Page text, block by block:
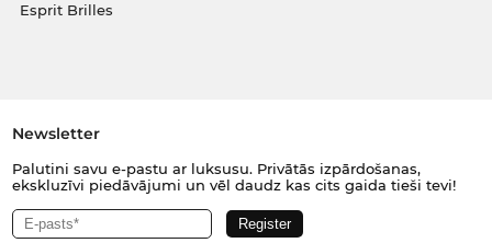
Esprit Brilles
Newsletter
Palutini savu e-pastu ar luksusu. Privātās izpārdošanas,
ekskluzīvi piedāvājumi un vēl daudz kas cits gaida tieši tevi!